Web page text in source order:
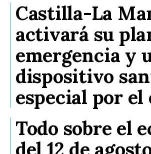
Castilla-La
activará su
emergencia y
dispositivo
especial por el
Todo sobre el
del 12 de